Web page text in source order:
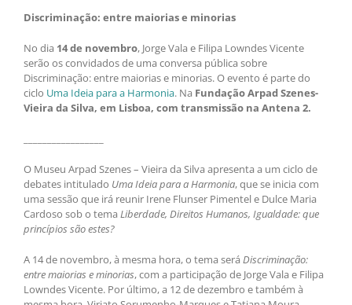
Discriminação: entre maiorias e minorias
No dia 14 de novembro, Jorge Vala e Filipa Lowndes Vicente
serão os convidados de uma conversa pública sobre
Discriminação: entre maiorias e minorias. O evento é parte do
ciclo Uma Ideia para a Harmonia. Na Fundação Arpad Szenes-
Vieira da Silva, em Lisboa, com transmissão na Antena 2.
O Museu Arpad Szenes – Vieira da Silva apresenta a um ciclo de
debates intitulado Uma Ideia para a Harmonia, que se inicia com
uma sessão que irá reunir Irene Flunser Pimentel e Dulce Maria
Cardoso sob o tema Liberdade, Direitos Humanos, Igualdade: que
princípios são estes?
A 14 de novembro, à mesma hora, o tema será Discriminação:
entre maiorias e minorias, com a participação de Jorge Vala e Filipa
Lowndes Vicente. Por último, a 12 de dezembro e também à